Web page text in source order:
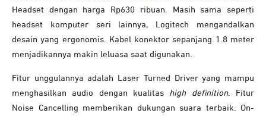
Headset dengan harga Rp630 ribuan. Masih sama seperti
headset komputer seri lainnya, Logitech mengandalkan
desain yang ergonomis. Kabel konektor sepanjang 1.8 meter
menjadikannya makin leluasa saat digunakan.
Fitur unggulannya adalah Laser Turned Driver yang mampu
menghasilkan audio dengan kualitas high definition. Fitur
Noise Cancelling memberikan dukungan suara terbaik. On-